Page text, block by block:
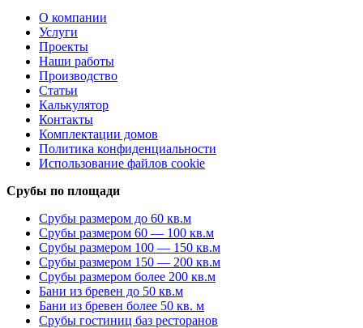
О компании
Услуги
Проекты
Наши работы
Производство
Статьи
Калькулятор
Контакты
Комплектации домов
Политика конфиденциальности
Использование файлов cookie
Срубы по площади
Срубы размером до 60 кв.м
Срубы размером 60 — 100 кв.м
Срубы размером 100 — 150 кв.м
Срубы размером 150 — 200 кв.м
Срубы размером более 200 кв.м
Бани из бревен до 50 кв.м
Бани из бревен более 50 кв. м
Срубы гостиниц баз ресторанов